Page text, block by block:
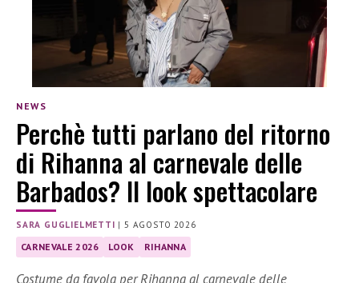
NEWS
Perchè tutti parlano del ritorno
di Rihanna al carnevale delle
Barbados? Il look spettacolare
SARA GUGLIELMETTI |5 AGOSTO 2026
CARNEVALE 2026 LOOK RIHANNA
Costume da favola per Rihanna al carnevale delle